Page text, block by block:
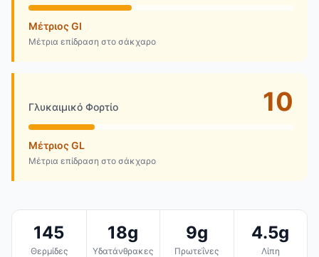
Μέτριος GI
Μέτρια επίδραση στο σάκχαρο
Γλυκαιμικό Φορτίο 10
Μέτριος GL
Μέτρια επίδραση στο σάκχαρο
145
Θερμίδες
18g
Υδατάνθρακες
9g
Πρωτεΐνες
4.5g
Λίπη